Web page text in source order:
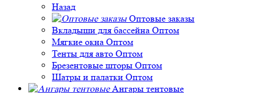
Назад
Оптовые заказы
Вкладыши для бассейна Оптом
Мягкие окна Оптом
Тенты для авто Оптом
Брезентовые шторы Оптом
Шатры и палатки Оптом
Ангары тентовые